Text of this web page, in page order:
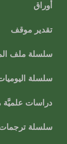
أوراق
تقدير موقف
سلسلة ملف
سلسلة
دراسات علميَّة
سلسلة ترجمات